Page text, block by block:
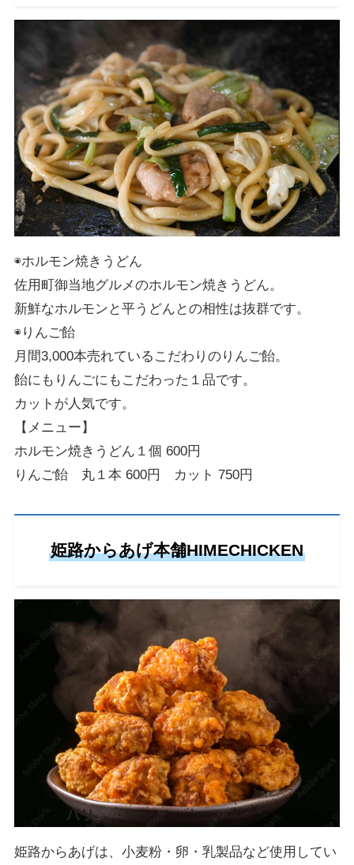
◉ホルモン焼きうどん
佐用町御当地グルメのホルモン焼きうどん。
新鮮なホルモンと平うどんとの相性は抜群です。
◉りんご飴
月間3,000本売れているこだわりのりんご飴。
飴にもりんごにもこだわった１品です。
カットが人気です。
【メニュー】
ホルモン焼きうどん１個 600円
りんご飴 丸１本 600円 カット 750円
姫路からあげ本舗HIMECHICKEN
姫路からあげは、小麦粉・卵・乳製品など使用してい